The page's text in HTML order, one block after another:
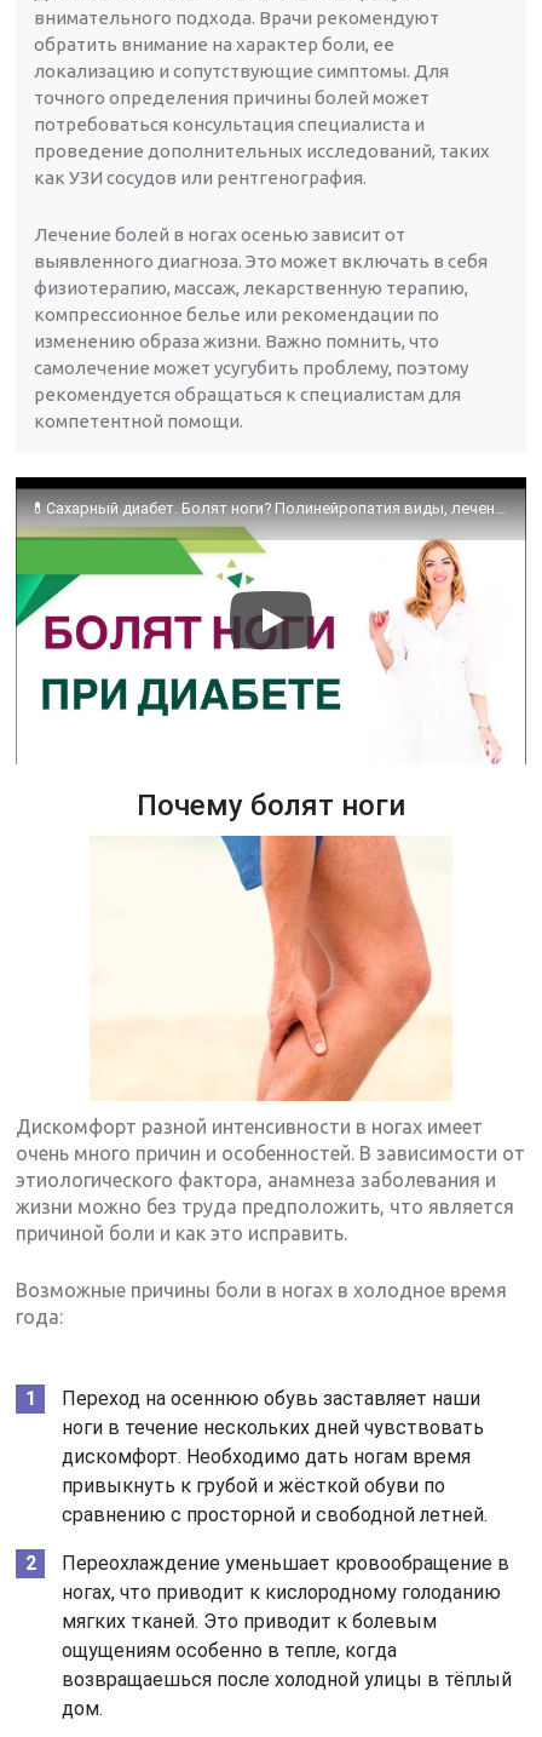
внимательного подхода. Врачи рекомендуют
обратить внимание на характер боли, ее
локализацию и сопутствующие симптомы. Для
точного определения причины болей может
потребоваться консультация специалиста и
проведение дополнительных исследований, таких
как УЗИ сосудов или рентгенография.
Лечение болей в ногах осенью зависит от
выявленного диагноза. Это может включать в себя
физиотерапию, массаж, лекарственную терапию,
компрессионное белье или рекомендации по
изменению образа жизни. Важно помнить, что
самолечение может усугубить проблему, поэтому
рекомендуется обращаться к специалистам для
компетентной помощи.
Почему болят ноги
Дискомфорт разной интенсивности в ногах имеет
очень много причин и особенностей. В зависимости от
этиологического фактора, анамнеза заболевания и
жизни можно без труда предположить, что является
причиной боли и как это исправить.
Возможные причины боли в ногах в холодное время
года:
Переход на осеннюю обувь заставляет наши
ноги в течение нескольких дней чувствовать
дискомфорт. Необходимо дать ногам время
привыкнуть к грубой и жёсткой обуви по
сравнению с просторной и свободной летней.
Переохлаждение уменьшает кровообращение в
ногах, что приводит к кислородному голоданию
мягких тканей. Это приводит к болевым
ощущениям особенно в тепле, когда
возвращаешься после холодной улицы в тёплый
дом.